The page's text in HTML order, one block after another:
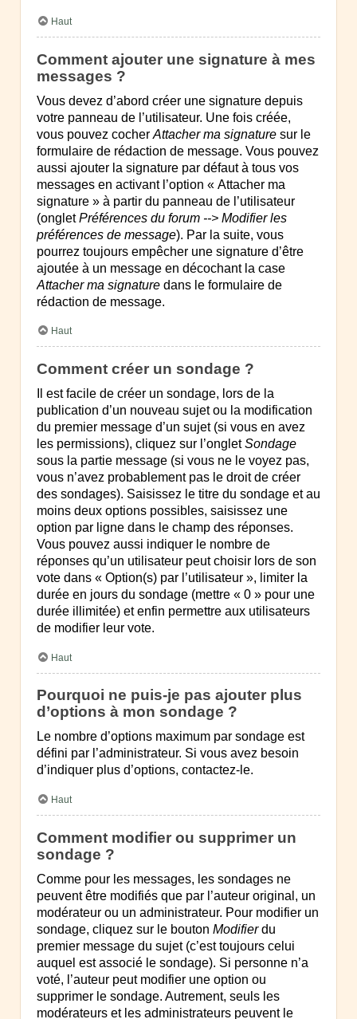
Haut
Comment ajouter une signature à mes
messages ?
Vous devez d’abord créer une signature depuis
votre panneau de l’utilisateur. Une fois créée,
vous pouvez cocher Attacher ma signature sur le
formulaire de rédaction de message. Vous pouvez
aussi ajouter la signature par défaut à tous vos
messages en activant l’option « Attacher ma
signature » à partir du panneau de l’utilisateur
(ongletPréférences du forum --> Modifier les
préférences de message). Par la suite, vous
pourrez toujours empêcher une signature d’être
ajoutée à un message en décochant la case
Attacher ma signature dans le formulaire de
rédaction de message.
Haut
Comment créer un sondage ?
Il est facile de créer un sondage, lors de la
publication d’un nouveau sujet ou la modification
du premier message d’un sujet (si vous en avez
les permissions), cliquez sur l’ongletSondage
sous la partie message (si vous ne le voyez pas,
vous n’avez probablement pas le droit de créer
des sondages). Saisissez le titre du sondage et au
moins deux options possibles, saisissez une
option par ligne dans le champ des réponses.
Vous pouvez aussi indiquer le nombre de
réponses qu’un utilisateur peut choisir lors de son
vote dans « Option(s) par l’utilisateur », limiter la
durée en jours du sondage (mettre « 0 » pour une
durée illimitée) et enfin permettre aux utilisateurs
de modifier leur vote.
Haut
Pourquoi ne puis-je pas ajouter plus
d’options à mon sondage ?
Le nombre d’options maximum par sondage est
défini par l’administrateur. Si vous avez besoin
d’indiquer plus d’options, contactez-le.
Haut
Comment modifier ou supprimer un
sondage ?
Comme pour les messages, les sondages ne
peuvent être modifiés que par l’auteur original, un
modérateur ou un administrateur. Pour modifier un
sondage, cliquez sur le bouton Modifierdu
premier message du sujet (c’est toujours celui
auquel est associé le sondage). Si personne n’a
voté, l’auteur peut modifier une option ou
supprimer le sondage. Autrement, seuls les
modérateurs et les administrateurs peuvent le